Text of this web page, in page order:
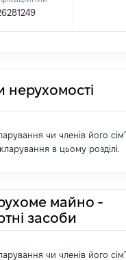
нерухомості
чи членів його сім'ї
в цьому розділі.
майно -
засоби
чи членів його сім'ї